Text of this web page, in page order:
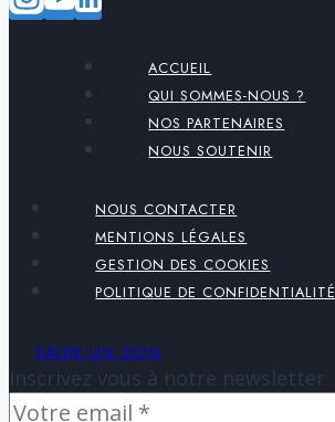
ACCUEIL
QUI SOMMES-NOUS ?
NOS PARTENAIRES
NOUS SOUTENIR
NOUS CONTACTER
MENTIONS LÉGALES
GESTION DES COOKIES
POLITIQUE DE CONFIDENTIALITÉ
FAIRE UN DON
Inscrivez vous à notre newsletter